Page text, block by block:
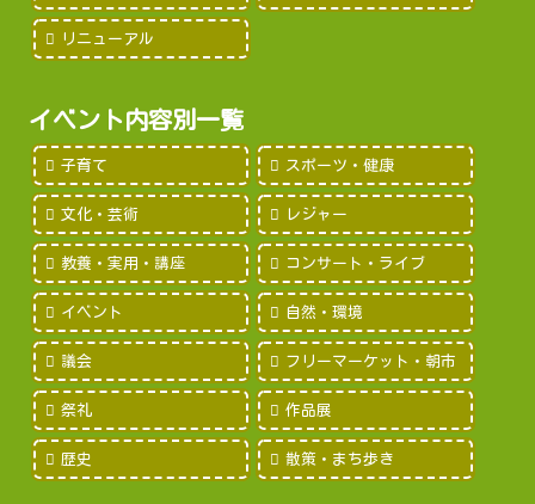
リニューアル
イベント内容別一覧
子育て スポーツ・健康
文化・芸術 レジャー
教養・実用・講座 コンサート・ライブ
イベント 自然・環境
議会 フリーマーケット・朝市
祭礼 作品展
歴史 散策・まち歩き